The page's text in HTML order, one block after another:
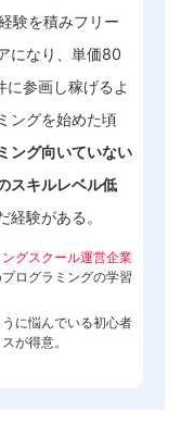
験を積みフリー
になり、単価80
参画し稼げるよ
ングを始めた頃
ング向いていない
スキルレベル低
経験がある。
グスクール運営企業
ログラミングの学習
に悩んでいる初心者
が得意。